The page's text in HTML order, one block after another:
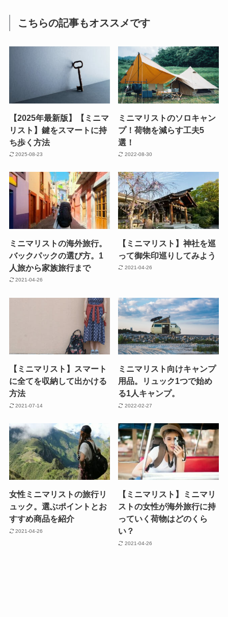
こちらの記事もオススメです
【2025年最新版】【ミニマ
リスト】鍵をスマートに持
ち歩く方法
2025-08-23
ミニマリストのソロキャン
プ！荷物を減らす工夫5
選！
2022-08-30
ミニマリストの海外旅行。
バックパックの選び方。1
人旅から家族旅行まで
2021-04-26
【ミニマリスト】神社を巡
って御朱印巡りしてみよう
2021-04-26
【ミニマリスト】スマート
に全てを収納して出かける
方法
2021-07-14
ミニマリスト向けキャンプ
用品。リュック1つで始め
る1人キャンプ。
2022-02-27
女性ミニマリストの旅行リ
ュック。選ぶポイントとお
すすめ商品を紹介
2021-04-26
【ミニマリスト】ミニマリ
ストの女性が海外旅行に持
っていく荷物はどのくら
い？
2021-04-26